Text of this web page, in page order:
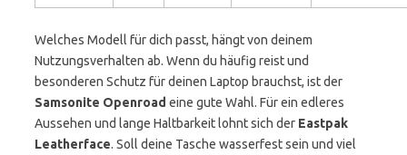
Welches Modell für dich passt, hängt von deinem
Nutzungsverhalten ab. Wenn du häufig reist und
besonderen Schutz für deinen Laptop brauchst, ist der
Samsonite Openroad eine gute Wahl. Für ein edleres
Aussehen und lange Haltbarkeit lohnt sich der Eastpak
Leatherface. Soll deine Tasche wasserfest sein und viel